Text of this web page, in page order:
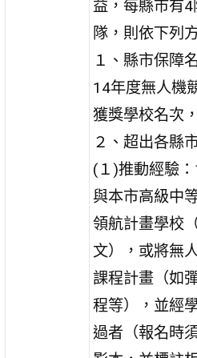
益，每縣市有
隊，則依下列
１、縣市保障
14年度無人機
獲獎學校名次
２、超出各縣
(１)推動經驗
與本市高級中
領航計畫學校
文），或將無
課程計畫（如
程等），並經
過者（報名時